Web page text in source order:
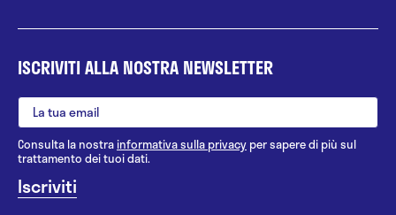
ISCRIVITI ALLA NOSTRA NEWSLETTER
Consulta la nostrainformativa sulla privacy per sapere di più sul
trattamento dei tuoi dati.